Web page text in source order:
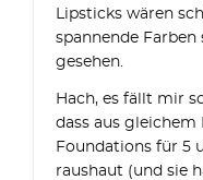
Lipsticks wären
spannende
gesehen.
Hach, es fällt mir
dass aus gleichem
Foundations für 5
raushaut (und sie